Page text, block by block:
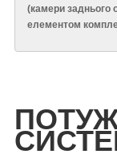
(камери заднього
елементом